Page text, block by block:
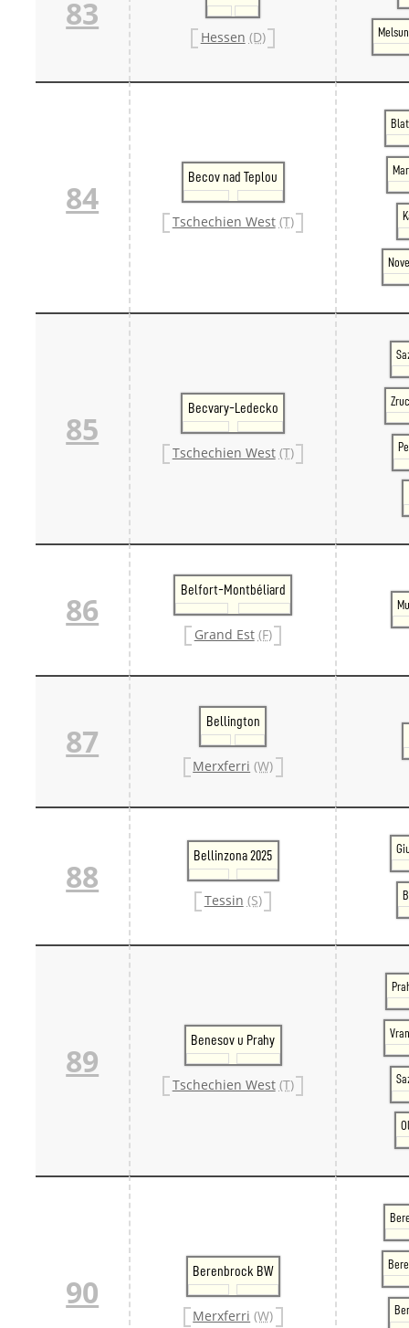
83
Hessen (D)
84
Becov nad Teplou
Tschechien West (T)
85
Becvary-Ledecko
Tschechien West (T)
86
Belfort-Montbéliard
Grand Est (F)
87
Bellington
Merxferri (W)
88
Bellinzona 2025
Tessin (S)
89
Benesov u Prahy
Tschechien West (T)
90
Berenbrock BW
Merxferri (W)